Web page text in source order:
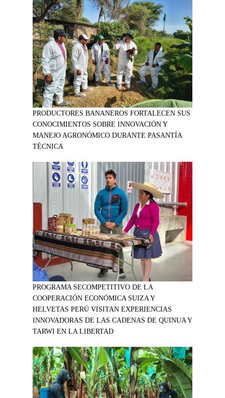
PRODUCTORES BANANEROS FORTALECEN SUS
CONOCIMIENTOS SOBRE INNOVACIÓN Y
MANEJO AGRONÓMICO DURANTE PASANTÍA
TÉCNICA
PROGRAMA SECOMPETITIVO DE LA
COOPERACIÓN ECONÓMICA SUIZA Y
HELVETAS PERÚ VISITAN EXPERIENCIAS
INNOVADORAS DE LAS CADENAS DE QUINUA Y
TARWI EN LA LIBERTAD